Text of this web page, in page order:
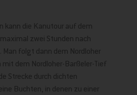
kann die Kanutour auf dem
zwei Stunden nach
folgt dann dem Nordloher
mit dem Nordloher-Barßeler-Tief
Strecke durch dichten
Buchten, in denen zu einer